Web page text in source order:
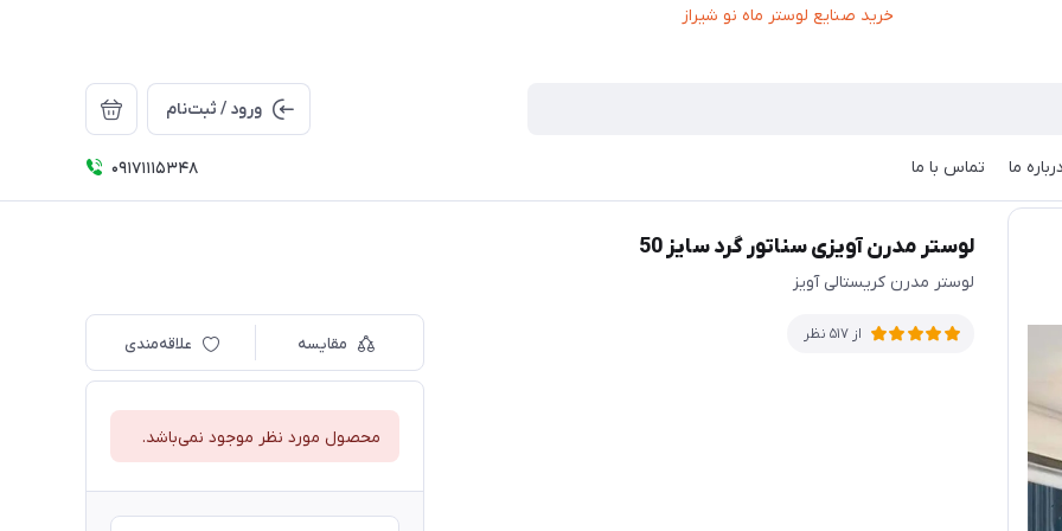
ورود / ثبت‌نام
درباره ما تماس با ما 09171115348
لوستر مدرن آویزی سناتور گرد سایز 50
لوستر مدرن کریستالی آویز
از 517 نظر مقایسه علاقه‌مندی
محصول مورد نظر موجود نمی‌باشد.